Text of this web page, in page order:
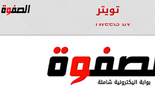
تويتر
Tweets by